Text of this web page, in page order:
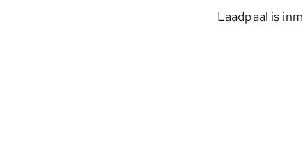
Laadpaal is